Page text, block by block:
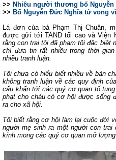
>> Nhiều người thương bố
>> Bố Nguyễn Đức Nghĩa tử vong
Lá đơn của bà Phạm Thị Chuân,
được gửi tới TAND tối cao và Viện
rằng con trai tôi đã phạm tội đặc biệt
chí đưa tin rất nhiều trong thời
nhiều tranh luận.
Tôi chưa có hiểu biết nhiều về bản
không tranh luận về các quy định
cẩu khẩn tới các quý cơ quan tố
phạt cho cháu có cơ hội được sống
ra cho xã hội.
Tôi biết rằng cơ hội làm lại cuộc đời
người mẹ sinh ra một người con trai
kính mong các quý cơ quan mở